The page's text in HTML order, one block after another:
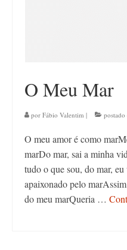
O Meu Mar
por Fábio Valentim | postado
O meu amor é como
marDo mar, sai a minha
tudo o que sou, do mar,
apaixonado pelo
do meu marQueria …